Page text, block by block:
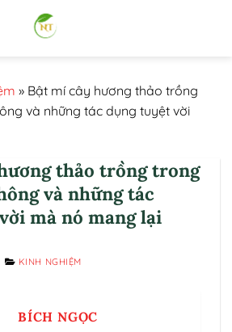
» Bật mí cây hương thảo trồng
và những tác dụng tuyệt vời
thảo trồng trong
và những tác
mà nó mang lại
KINH NGHIỆM
BÍCH NGỌC